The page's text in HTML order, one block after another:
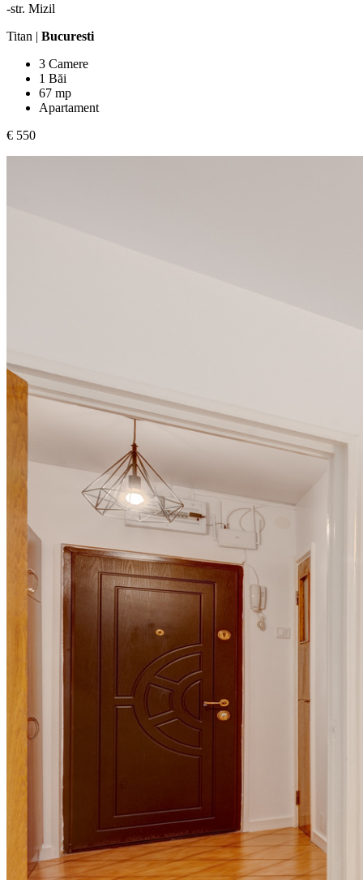
-str. Mizil
Titan | Bucuresti
3 Camere
1 Băi
67 mp
Apartament
€ 550